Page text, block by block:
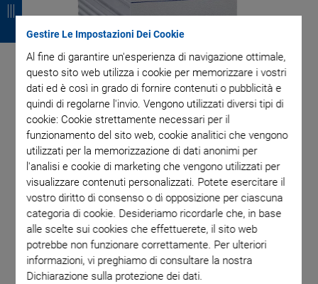
Gestire Le Impostazioni Dei Cookie
Al fine di garantire un'esperienza di navigazione ottimale,
questo sito web utilizza i cookie per memorizzare i vostri
dati ed è così in grado di fornire contenuti o pubblicità e
quindi di regolarne l'invio. Vengono utilizzati diversi tipi di
cookie: Cookie strettamente necessari per il
funzionamento del sito web, cookie analitici che vengono
utilizzati per la memorizzazione di dati anonimi per
l'analisi e cookie di marketing che vengono utilizzati per
visualizzare contenuti personalizzati. Potete esercitare il
vostro diritto di consenso o di opposizione per ciascuna
categoria di cookie. Desideriamo ricordarle che, in base
alle scelte sui cookies che effettuerete, il sito web
potrebbe non funzionare correttamente. Per ulteriori
informazioni, vi preghiamo di consultare la nostra
Dichiarazione sulla protezione dei dati.
piezo E-503:
n
d
i
e
t
r
o
n
d
i
e
t
r
o
n
d
i
e
t
r
o
n
d
i
e
t
r
o